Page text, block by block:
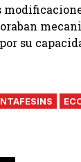
su